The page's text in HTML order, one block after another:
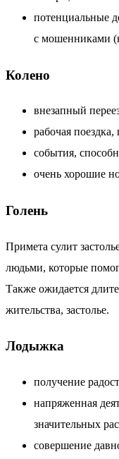
потенциальные
с мошенниками
Колено
внезапный
рабочая поездка,
события,
очень хорошие
Голень
Примета сулит
людьми, которые
Также ожидается
жительства, застолье.
Лодыжка
получение
напряженная
значительных
совершение